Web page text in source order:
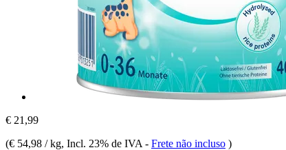
€ 21,99
(€ 54,98 / kg, Incl. 23% de IVA - Frete não incluso )